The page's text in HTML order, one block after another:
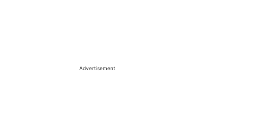
Advertisement